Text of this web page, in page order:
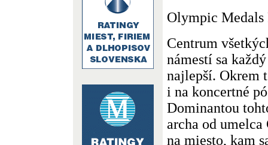
Olympic Medals
Centrum
námestí sa
najlepší. Okrem
i na koncertné
Dominantou
archa od umelca
na miesto, kam